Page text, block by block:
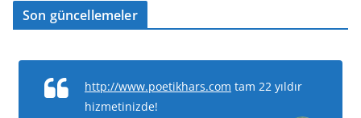
Son güncellemeler
http://www.poetikhars.com tam 22 yıldır
hizmetinizde!